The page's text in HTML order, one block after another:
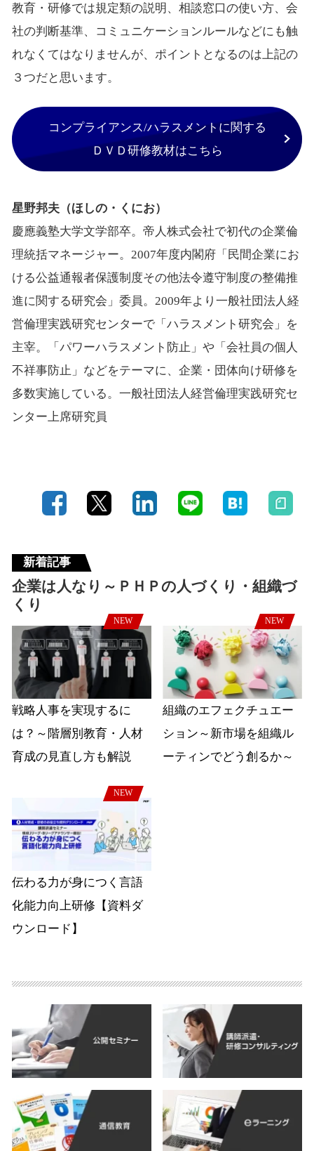
教育・研修では規定類の説明、相談窓口の使い方、会
社の判断基準、コミュニケーションルールなどにも触
れなくてはなりませんが、ポイントとなるのは上記の
３つだと思います。
コンプライアンス/ハラスメントに関する
ＤＶＤ研修教材はこちら
星野邦夫（ほしの・くにお）
慶應義塾大学文学部卒。帝人株式会社で初代の企業倫
理統括マネージャー。2007年度内閣府「民間企業にお
ける公益通報者保護制度その他法令遵守制度の整備推
進に関する研究会」委員。2009年より一般社団法人経
営倫理実践研究センターで「ハラスメント研究会」を
主宰。「パワーハラスメント防止」や「会社員の個人
不祥事防止」などをテーマに、企業・団体向け研修を
多数実施している。一般社団法人経営倫理実践研究セ
ンター上席研究員
新着記事
企業は人なり～ＰＨＰの人づくり・組織づ
くり
NEW
戦略人事を実現するに
は？～階層別教育・人材
育成の見直し方も解説
NEW
組織のエフェクチュエー
ション～新市場を組織ル
ーティンでどう創るか～
NEW
伝わる力が身につく言語
化能力向上研修【資料ダ
ウンロード】